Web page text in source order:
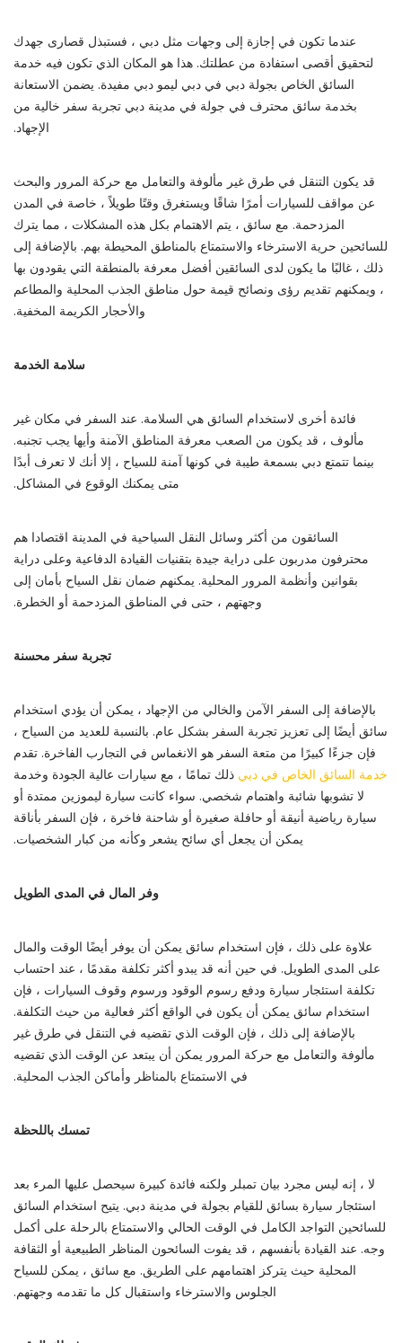
عندما تكون في إجازة إلى وجهات مثل دبي ، فستبذل قصارى جهدك
لتحقيق أقصى استفادة من عطلتك. هذا هو المكان الذي تكون فيه خدمة
السائق الخاص بجولة دبي في دبي ليمو دبي مفيدة. يضمن الاستعانة
بخدمة سائق محترف في جولة في مدينة دبي تجربة سفر خالية من
الإجهاد.
قد يكون التنقل في طرق غير مألوفة والتعامل مع حركة المرور والبحث
عن مواقف للسيارات أمرًا شاقًا ويستغرق وقتًا طويلاً ، خاصة في المدن
المزدحمة. مع سائق ، يتم الاهتمام بكل هذه المشكلات ، مما يترك
للسائحين حرية الاسترخاء والاستمتاع بالمناطق المحيطة بهم. بالإضافة إلى
ذلك ، غالبًا ما يكون لدى السائقين أفضل معرفة بالمنطقة التي يقودون بها
، ويمكنهم تقديم رؤى ونصائح قيمة حول مناطق الجذب المحلية والمطاعم
والأحجار الكريمة المخفية.
سلامة الخدمة
فائدة أخرى لاستخدام السائق هي السلامة. عند السفر في مكان غير
مألوف ، قد يكون من الصعب معرفة المناطق الآمنة وأيها يجب تجنبه.
بينما تتمتع دبي بسمعة طيبة في كونها آمنة للسياح ، إلا أنك لا تعرف أبدًا
متى يمكنك الوقوع في المشاكل.
السائقون من أكثر وسائل النقل السياحية في المدينة اقتصادا هم
محترفون مدربون على دراية جيدة بتقنيات القيادة الدفاعية وعلى دراية
بقوانين وأنظمة المرور المحلية. يمكنهم ضمان نقل السياح بأمان إلى
وجهتهم ، حتى في المناطق المزدحمة أو الخطرة.
تجربة سفر محسنة
بالإضافة إلى السفر الآمن والخالي من الإجهاد ، يمكن أن يؤدي استخدام
سائق أيضًا إلى تعزيز تجربة السفر بشكل عام. بالنسبة للعديد من السياح ،
فإن جزءًا كبيرًا من متعة السفر هو الانغماس في التجارب الفاخرة. تقدم
خدمة السائق الخاص في دبي ذلك تمامًا ، مع سيارات عالية الجودة وخدمة
لا تشوبها شائبة واهتمام شخصي. سواء كانت سيارة ليموزين ممتدة أو
سيارة رياضية أنيقة أو حافلة صغيرة أو شاحنة فاخرة ، فإن السفر بأناقة
يمكن أن يجعل أي سائح يشعر وكأنه من كبار الشخصيات.
وفر المال في المدى الطويل
علاوة على ذلك ، فإن استخدام سائق يمكن أن يوفر أيضًا الوقت والمال
على المدى الطويل. في حين أنه قد يبدو أكثر تكلفة مقدمًا ، عند احتساب
تكلفة استئجار سيارة ودفع رسوم الوقود ورسوم وقوف السيارات ، فإن
استخدام سائق يمكن أن يكون في الواقع أكثر فعالية من حيث التكلفة.
بالإضافة إلى ذلك ، فإن الوقت الذي تقضيه في التنقل في طرق غير
مألوفة والتعامل مع حركة المرور يمكن أن يبتعد عن الوقت الذي تقضيه
في الاستمتاع بالمناظر وأماكن الجذب المحلية.
تمسك باللحظة
لا ، إنه ليس مجرد بيان تمبلر ولكنه فائدة كبيرة سيحصل عليها المرء بعد
استئجار سيارة بسائق للقيام بجولة في مدينة دبي. يتيح استخدام السائق
للسائحين التواجد الكامل في الوقت الحالي والاستمتاع بالرحلة على أكمل
وجه. عند القيادة بأنفسهم ، قد يفوت السائحون المناظر الطبيعية أو الثقافة
المحلية حيث يتركز اهتمامهم على الطريق. مع سائق ، يمكن للسياح
الجلوس والاسترخاء واستقبال كل ما تقدمه وجهتهم.